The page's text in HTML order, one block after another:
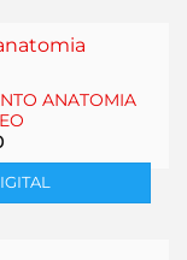
ANATOMIA
El
actual
es:
US$75.00.